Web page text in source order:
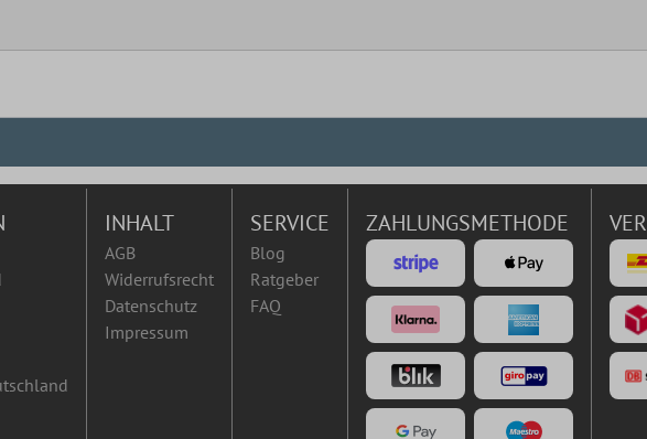
INHALT
AGB
Widerrufsrecht
Datenschutz
Impressum
SERVICE
Blog
Ratgeber
FAQ
ZAHLUNGSMETHODE